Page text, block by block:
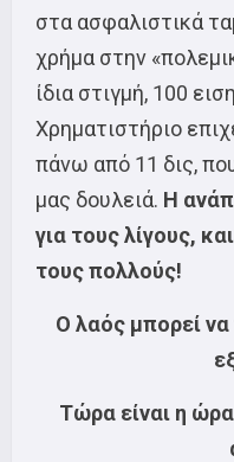
στα ασφαλιστικά
χρήμα στην
ίδια στιγμή, 100
Χρηματιστήριο
πάνω από 11 δις,
μας δουλειά. Η
για τους λίγους,
τους πολλούς!
Ο λαός μπορεί να
Τώρα είναι η